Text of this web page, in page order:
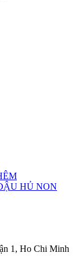
1, Ho Chi Minh